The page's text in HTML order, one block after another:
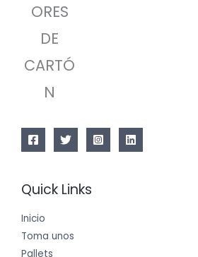
ORES
DE
CARTÓ
N
Quick Links
Inicio
Toma unos
Pallets